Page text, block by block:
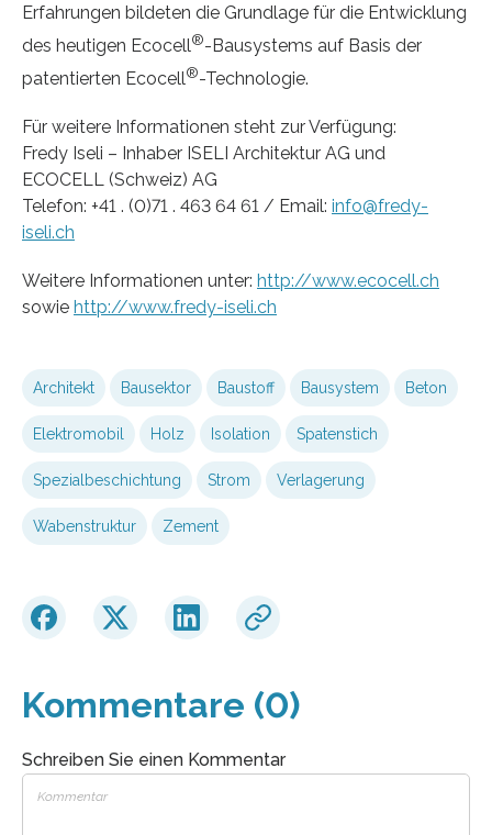
Erfahrungen bildeten die Grundlage für die Entwicklung
des heutigen Ecocell®-Bausystems auf Basis der
patentierten Ecocell®-Technologie.
Für weitere Informationen steht zur Verfügung:
Fredy Iseli – Inhaber ISELI Architektur AG und
ECOCELL (Schweiz) AG
Telefon: +41 . (0)71 . 463 64 61 / Email: info@fredy-
iseli.ch
Weitere Informationen unter: http://www.ecocell.ch
sowie http://www.fredy-iseli.ch
Architekt Bausektor Baustoff Bausystem Beton
Elektromobil Holz Isolation Spatenstich
Spezialbeschichtung Strom Verlagerung
Wabenstruktur Zement
Kommentare (0)
Schreiben Sie einen Kommentar